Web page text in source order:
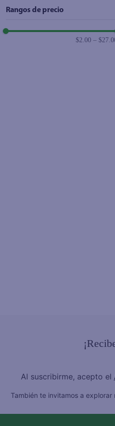
Rangos de precio
$2.00 –
Al suscribirme, acepto el
También te invitamos a